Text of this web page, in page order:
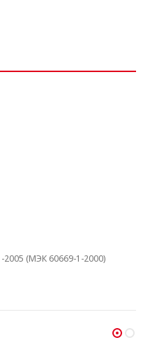
2005 (МЭК 60669-1-2000)